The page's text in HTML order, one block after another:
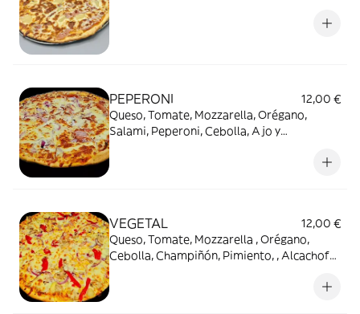
PEPERONI
12,00 €
Queso, Tomate, Mozzarella, Orégano,
Salami, Peperoni, Cebolla, Ajo y
VEGETAL
12,00 €
Queso, Tomate, Mozzarella , Orégano,
Cebolla, Champiñón, Pimiento, , Alcachofas